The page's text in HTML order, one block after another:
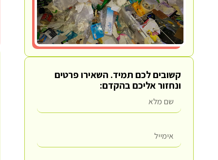
קשובים לכם תמיד. השאירו פרטים
ונחזור אליכם בהקדם: